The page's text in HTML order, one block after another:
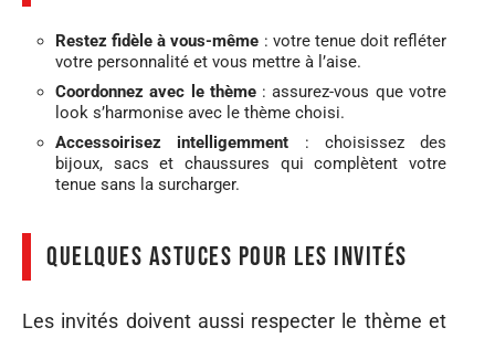
Restez fidèle à vous-même : votre tenue doit refléter
votre personnalité et vous mettre à l’aise.
Coordonnez avec le thème: assurez-vous que votre
look s’harmonise avec le thème choisi.
Accessoirisez intelligemment : choisissez des
bijoux, sacs et chaussures qui complètent votre
tenue sans la surcharger.
Quelques astuces pour les invités
Les invités doivent aussi respecter le thème et